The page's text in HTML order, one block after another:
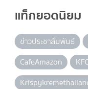
แท็กยอดนิยม
ข่าวประชาสัมพันธ์
CafeAmazon